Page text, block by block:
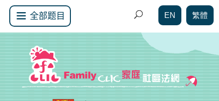
全部题目 EN 繁體